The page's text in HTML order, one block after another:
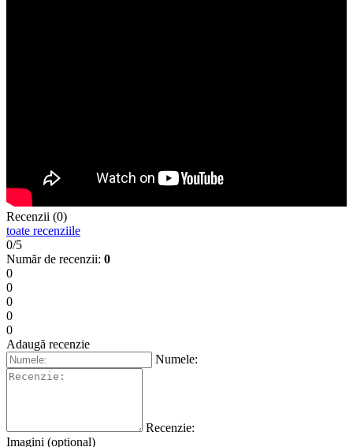
Recenzii (0)
toate recenziile
0/5
Număr de recenzii: 0
0
0
0
0
0
Adaugă recenzie
Numele:
Recenzie:
Imagini (opțional)